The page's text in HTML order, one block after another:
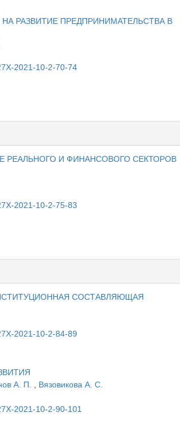
РАЗВИТИЕ ПРЕДПРИНИМАТЕЛЬСТВА В
2021-10-2-70-74
РЕАЛЬНОГО И ФИНАНСОВОГО СЕКТОРОВ
2021-10-2-75-83
СОСТАВЛЯЮЩАЯ
2021-10-2-84-89
А. П.
Вязовикова А. С.
2021-10-2-90-101